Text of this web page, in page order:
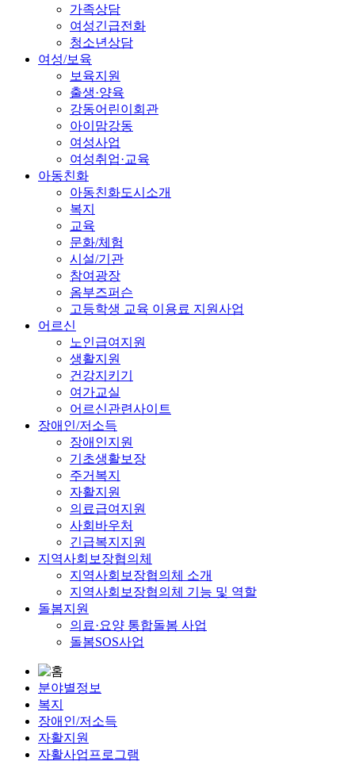
가족상담
여성긴급전화
청소년상담
여성/보육
보육지원
출생·양육
강동어린이회관
아이맘강동
여성사업
여성취업·교육
아동친화
아동친화도시소개
복지
교육
문화/체험
시설/기관
참여광장
옴부즈퍼슨
고등학생 교육 이용료 지원사업
어르신
노인급여지원
생활지원
건강지키기
여가교실
어르신관련사이트
장애인/저소득
장애인지원
기초생활보장
주거복지
자활지원
의료급여지원
사회바우처
긴급복지지원
지역사회보장협의체
지역사회보장협의체 소개
지역사회보장협의체 기능 및 역할
돌봄지원
의료·요양 통합돌봄 사업
돌봄SOS사업
분야별정보
복지
장애인/저소득
자활지원
자활사업프로그램